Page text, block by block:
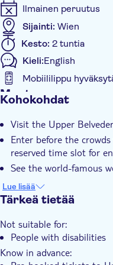
references.Ilmainen peruutus
Sijainti: Wien
Kesto: 2 tuntia
Kieli:English
Mobiililippu
Muuta
Skip the line
Opastettu kierros
Pienempi ryhmäkoko
Kohokohdat
Visit the Upper
Enter before the
reserved time slot for
See the world-famous
Funke, Messerschmidt,
Wander around one of
Lue lisää
Tärkeä tietää
Not suitable for:
People with disabilities
Know in advance: